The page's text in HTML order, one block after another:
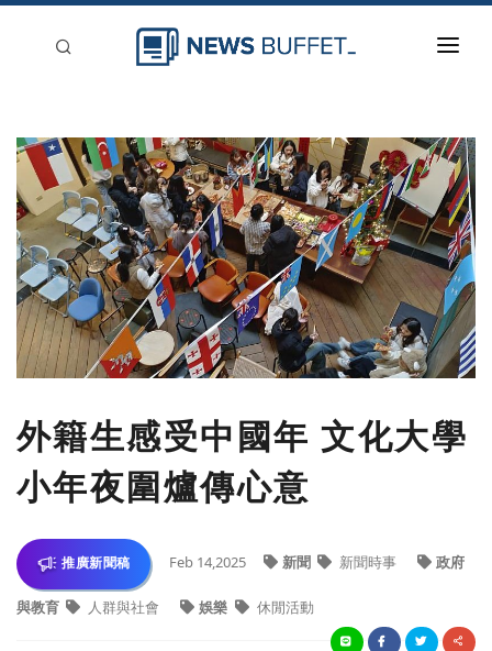
新聞稿分類
登入
刊登
外籍生感受中國年 文化大學
小年夜圍爐傳心意
推廣新聞稿 Feb 14,2025 新聞 新聞時事 政府
與教育 人群與社會 娛樂 休閒活動